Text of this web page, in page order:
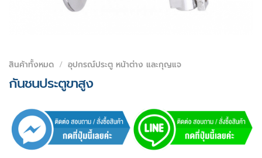
สินค้าทั้งหมด / อุปกรณ์ประตู หน้าต่าง และกุญแจ
กันชนประตูขาสูง